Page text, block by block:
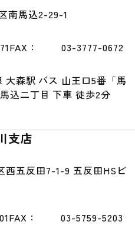
南馬込2-29-1
FAX： 03-3777-0672
大森駅 バス 山王口5番「馬
込二丁目 下車 徒歩2分
支店
西五反田7-1-9 五反田HSビ
FAX： 03-5759-5203